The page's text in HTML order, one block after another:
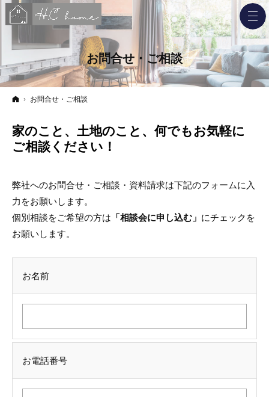
お問合せ・ご相談
ホーム
お問合せ・ご相談
家のこと、土地のこと、何でもお気軽に
ご相談ください！
弊社へのお問合せ・ご相談・資料請求は下記のフォームに入
力をお願いします。
個別相談をご希望の方は 「相談会に申し込む」 にチェックを
お願いします。
お名前
お電話番号